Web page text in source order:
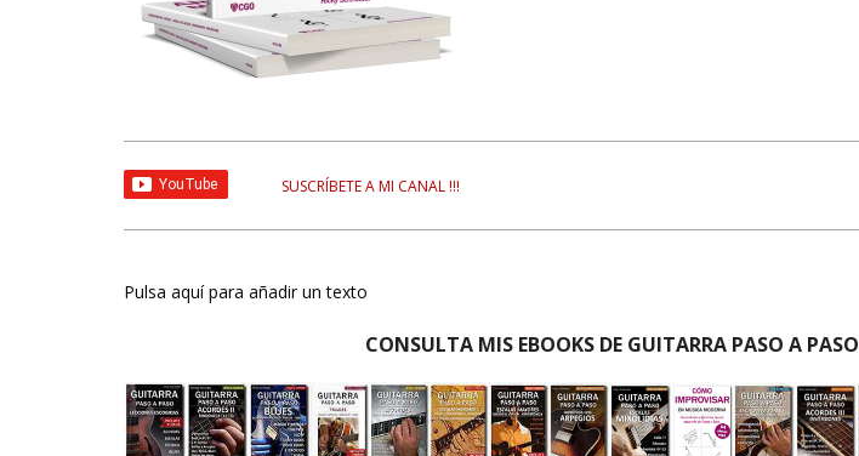
SUSCRÍBETE A MI CANAL !!!
Pulsa aquí para añadir un texto
CONSULTA MIS EBOOKS DE GUITARRA PASO A PASO